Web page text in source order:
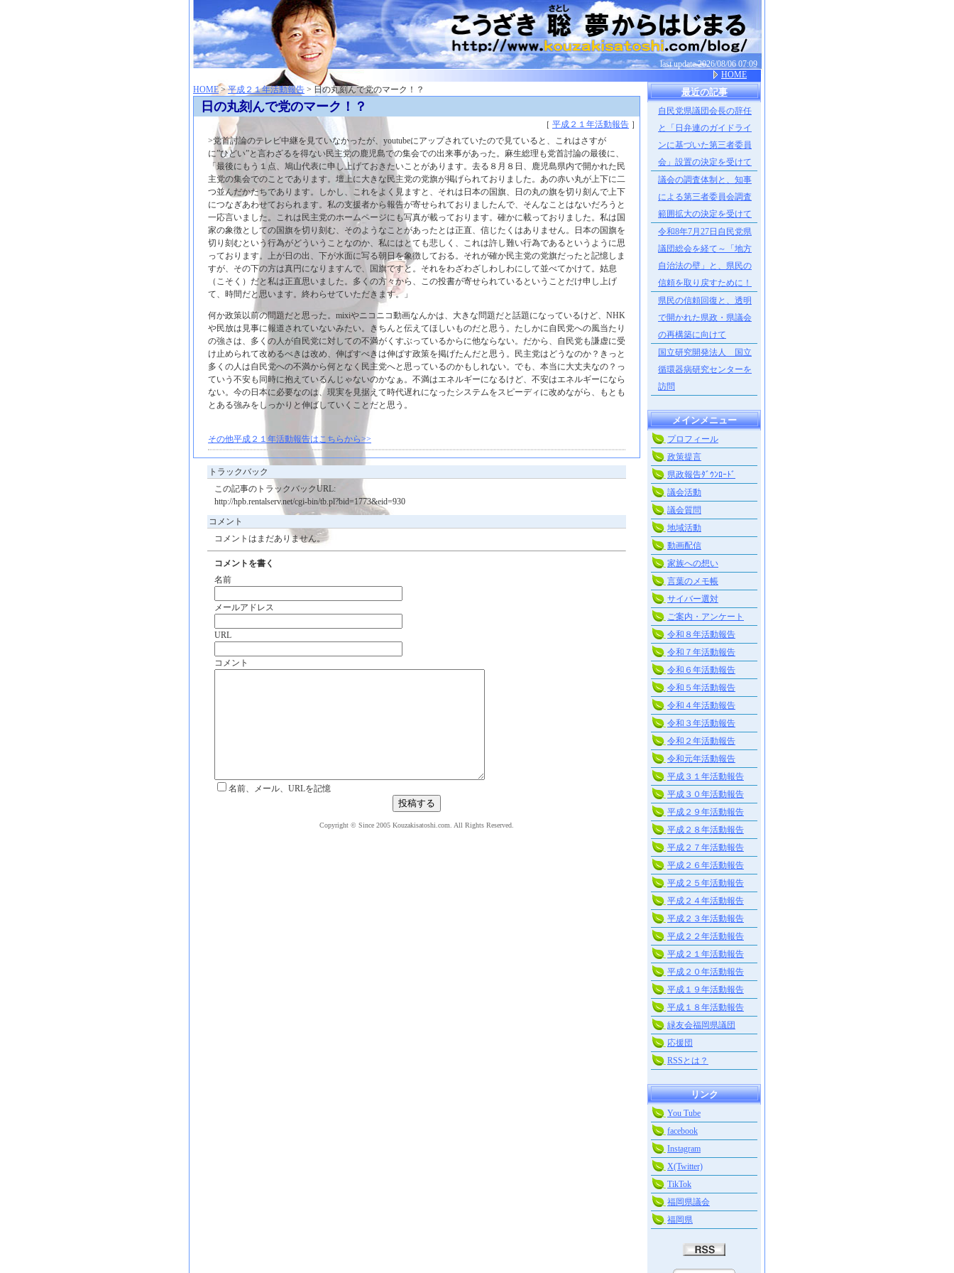
last update 2026/08/06 07:09
HOME
HOME>平成２１年活動報告 > 日の丸刻んで党のマーク！？
日の丸刻んで党のマーク！？
［ 平成２１年活動報告 ］
>党首討論のテレビ中継を見ていなかったが、youtubeにアップされていたので見ていると、これはさすが
に”ひどい”と言わざるを得ない民主党の鹿児島での集会での出来事があった。麻生総理も党首討論の最後に、
「最後にもう１点、鳩山代表に申し上げておきたいことがあります。去る８月８日、鹿児島県内で開かれた民
主党の集会でのことであります。壇上に大きな民主党の党旗が掲げられておりました。あの赤い丸が上下に二
つ並んだかたちであります。しかし、これをよく見ますと、それは日本の国旗、日の丸の旗を切り刻んで上下
につなぎあわせておられます。私の支援者から報告が寄せられておりましたんで、そんなことはないだろうと
一応言いました。これは民主党のホームページにも写真が載っております。確かに載っておりました。私は国
家の象徴としての国旗を切り刻む、そのようなことがあったとは正直、信じたくはありません。日本の国旗を
切り刻むという行為がどういうことなのか、私にはとても悲しく、これは許し難い行為であるというように思
っております。上が日の出、下が水面に写る朝日を象徴しておる。それが確か民主党の党旗だったと記憶しま
すが、その下の方は真円になりますんで、国旗ですと。それをわざわざしわしわにして並べてかけて。姑息
（こそく）だと私は正直思いました。多くの方々から、この投書が寄せられているということだけ申し上げ
て、時間だと思います。終わらせていただきます。」
何か政策以前の問題だと思った。mixiやニコニコ動画なんかは、大きな問題だと話題になっているけど、NHK
や民放は見事に報道されていないみたい。きちんと伝えてほしいものだと思う。たしかに自民党への風当たり
の強さは、多くの人が自民党に対しての不満がくすぶっているからに他ならない。だから、自民党も謙虚に受
け止められて改めるべきは改め、伸ばすべきは伸ばす政策を掲げたんだと思う。民主党はどうなのか？きっと
多くの人は自民党への不満から何となく民主党へと思っているのかもしれない。でも、本当に大丈夫なの？っ
ていう不安も同時に抱えているんじゃないのかなぁ。不満はエネルギーになるけど、不安はエネルギーになら
ない。今の日本に必要なのは、現実を見据えて時代遅れになったシステムをスピーディに改めながら、もとも
とある強みをしっかりと伸ばしていくことだと思う。
その他平成２１年活動報告はこちらから>>
トラックバック
この記事のトラックバックURL:
http://hpb.rentalserv.net/cgi-bin/tb.pl?bid=1773&eid=930
コメント
コメントはまだありません。
コメントを書く
名前
メールアドレス
URL
コメント
名前、メール、URLを記憶
Copyright © Since 2005 Kouzakisatoshi.com. All Rights Reserved.
最近の記事
自民党県議団会長の辞任
と「日弁連のガイドライ
ンに基づいた第三者委員
会」設置の決定を受けて
議会の調査体制と、知事
による第三者委員会調査
範囲拡大の決定を受けて
令和8年7月27日自民党県
議団総会を経て～「地方
自治法の壁」と、県民の
信頼を取り戻すために！
県民の信頼回復と、透明
で開かれた県政・県議会
の再構築に向けて
国立研究開発法人 国立
循環器病研究センターを
訪問
メインメニュー
プロフィール
政策提言
県政報告ﾀﾞｳﾝﾛｰﾄﾞ
議会活動
議会質問
地域活動
動画配信
家族への想い
言葉のメモ帳
サイバー選対
ご案内・アンケート
令和８年活動報告
令和７年活動報告
令和６年活動報告
令和５年活動報告
令和４年活動報告
令和３年活動報告
令和２年活動報告
令和元年活動報告
平成３１年活動報告
平成３０年活動報告
平成２９年活動報告
平成２８年活動報告
平成２７年活動報告
平成２６年活動報告
平成２５年活動報告
平成２４年活動報告
平成２３年活動報告
平成２２年活動報告
平成２１年活動報告
平成２０年活動報告
平成１９年活動報告
平成１８年活動報告
緑友会福岡県議団
応援団
RSSとは？
リンク
You Tube
facebook
Instagram
X(Twitter)
TikTok
福岡県議会
福岡県